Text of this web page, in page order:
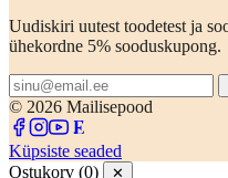
Uudiskiri uutest toodetest ja
ühekordne 5% sooduskupong.
© 2026 Mailisepood
Küpsiste seaded
Ostukorv (0)
✕